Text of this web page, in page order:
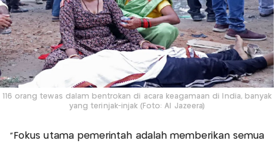
116 orang tewas dalam bentrokan di acara keagamaan di India, banyak
yang terinjak-injak (Foto: Al Jazeera)
“Fokus utama pemerintah adalah memberikan semua